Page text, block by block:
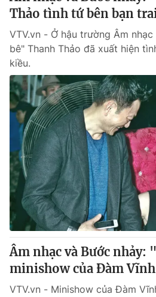
Thảo tình tứ bên bạn
VTV.vn - Ở hậu trường Âm
bê" Thanh Thảo đã xuất hiện
kiều.
Âm nhạc và Bước
minishow của Đàm
VTV.vn - Minishow của Đàm